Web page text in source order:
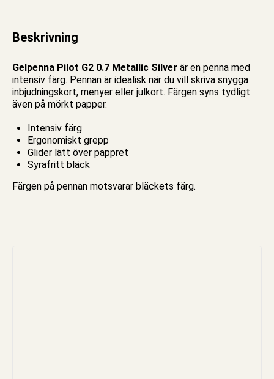
Beskrivning
Gelpenna Pilot G2 0.7 Metallic Silver är en penna med
intensiv färg. Pennan är idealisk när du vill skriva snygga
inbjudningskort, menyer eller julkort. Färgen syns tydligt
även på mörkt papper.
Intensiv färg
Ergonomiskt grepp
Glider lätt över pappret
Syrafritt bläck
Färgen på pennan motsvarar bläckets färg.